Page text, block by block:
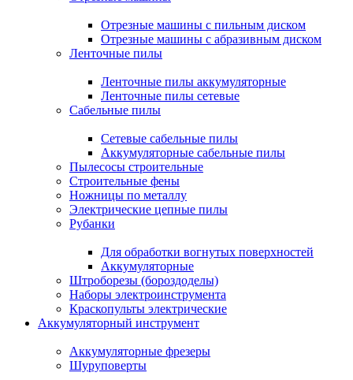
Отрезные машины с пильным диском
Отрезные машины с абразивным диском
Ленточные пилы
Ленточные пилы аккумуляторные
Ленточные пилы сетевые
Сабельные пилы
Сетевые сабельные пилы
Аккумуляторные сабельные пилы
Пылесосы строительные
Строительные фены
Ножницы по металлу
Электрические цепные пилы
Рубанки
Для обработки вогнутых поверхностей
Аккумуляторные
Штроборезы (бороздоделы)
Наборы электроинструмента
Краскопульты электрические
Аккумуляторный инструмент
Аккумуляторные фрезеры
Шуруповерты